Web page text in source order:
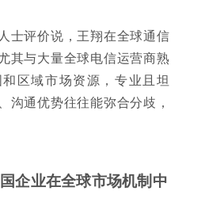
士评价说，王翔在全球通信
其与大量全球电信运营商熟
区域市场资源，专业且坦
沟通优势往往能弥合分歧，
企业在全球市场机制中